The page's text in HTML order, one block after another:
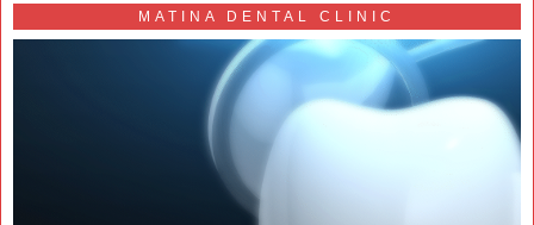
MATINA DENTAL CLINIC